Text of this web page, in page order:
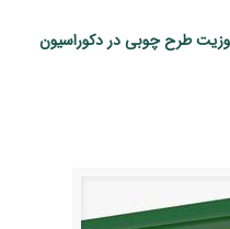
طرح چوبی در دکوراسیون